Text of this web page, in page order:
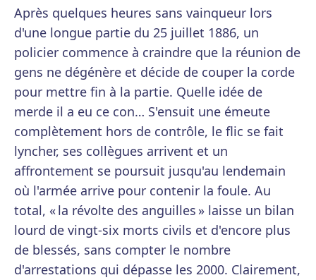
Après quelques heures sans vainqueur lors
d'une longue partie du 25 juillet 1886, un
policier commence à craindre que la réunion de
gens ne dégénère et décide de couper la corde
pour mettre fin à la partie. Quelle idée de
merde il a eu ce con… S'ensuit une émeute
complètement hors de contrôle, le flic se fait
lyncher, ses collègues arrivent et un
affrontement se poursuit jusqu'au lendemain
où l'armée arrive pour contenir la foule. Au
total, « la révolte des anguilles » laisse un bilan
lourd de vingt-six morts civils et d'encore plus
de blessés, sans compter le nombre
d'arrestations qui dépasse les 2000. Clairement,